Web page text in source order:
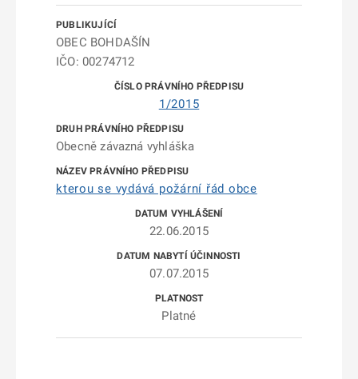
OBEC BOHDAŠÍN
IČO: 00274712
1/2015
Obecně závazná vyhláška
kterou se vydává požární řád obce
22.06.2015
07.07.2015
Platné